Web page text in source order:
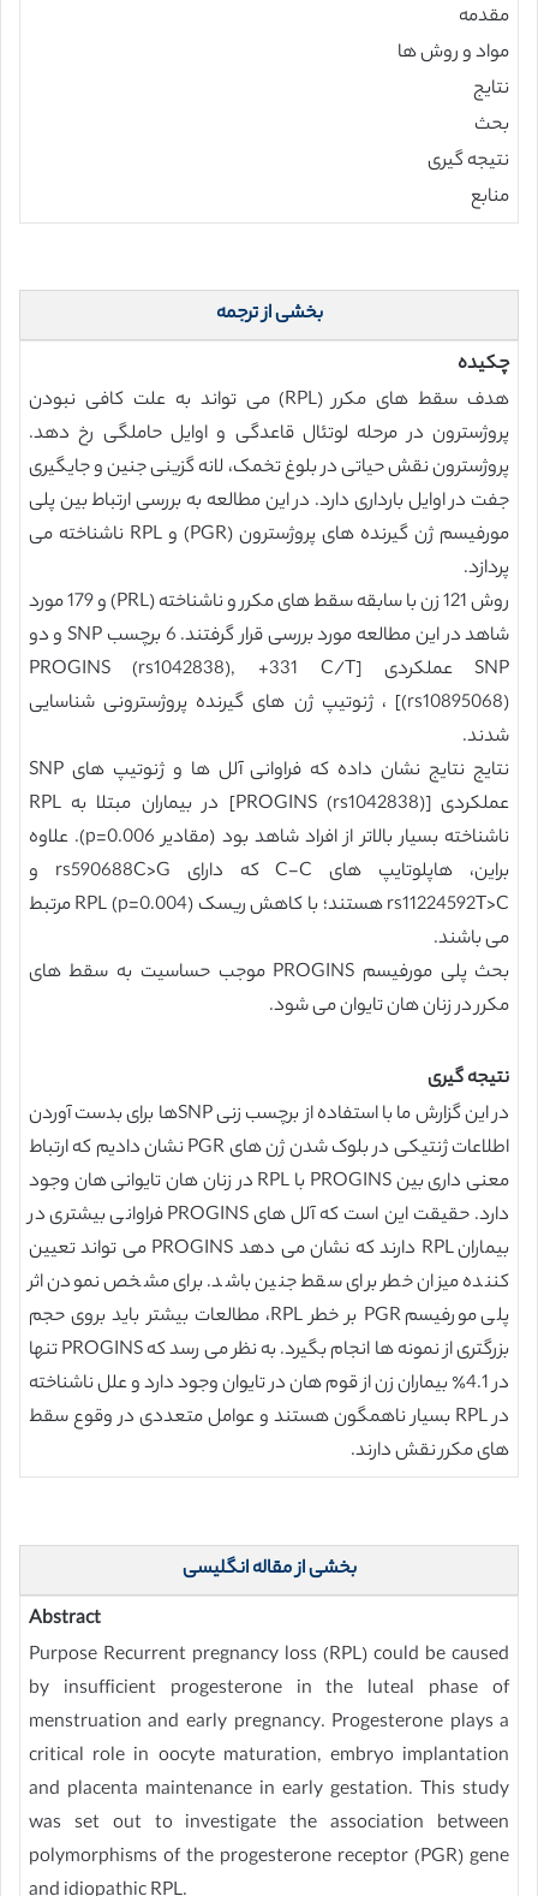
مقدمه
مواد و روش ها
نتایج
بحث
نتیجه گیری
منابع
بخشی از ترجمه
چکیده
هدف سقط های مکرر (RPL) می تواند به علت کافی نبودن
پروژسترون در مرحله لوتئال قاعدگی و اوایل حاملگی رخ دهد.
پروژسترون نقش حیاتی در بلوغ تخمک، لانه گزینی جنین و جایگیری
جفت در اوایل بارداری دارد. در این مطالعه به بررسی ارتباط بین پلی
مورفیسم ژن گیرنده های پروژسترون (PGR) و RPL ناشناخته می
پردازد.
روش 121 زن با سابقه سقط های مکرر و ناشناخته (PRL) و 179 مورد
شاهد در این مطالعه مورد بررسی قرار گرفتند. 6 برچسب SNP و دو
SNP عملکردی [PROGINS (rs1042838), +331 C/T
(rs10895068)] ، ژنوتیپ ژن های گیرنده پروژسترونی شناسایی
شدند.
نتایج نتایج نشان داده که فراوانی آلل ها و ژنوتیپ های SNP
عملکردی [PROGINS (rs1042838)] در بیماران مبتلا به RPL
ناشناخته بسیار بالاتر از افراد شاهد بود (مقادیر p=0.006). علاوه
براین، هاپلوتایپ های C-C که دارای rs590688C>G و
rs11224592T>C هستند؛ با کاهش ریسک RPL (p=0.004) مرتبط
می باشند.
بحث پلی مورفیسم PROGINS موجب حساسیت به سقط های
مکرر در زنان هان تایوان می شود.
نتیجه گیری
در این گزارش ما با استفاده از برچسب زنی SNPها برای بدست آوردن
اطلاعات ژنتیکی در بلوک شدن ژن های PGR نشان دادیم که ارتباط
معنی داری بین PROGINS با RPL در زنان هان تایوانی هان وجود
دارد. حقیقت این است که آلل های PROGINS فراوانی بیشتری در
بیماران RPL دارند که نشان می دهد PROGINS می تواند تعیین
کننده میزان خطر برای سقط جنین باشد. برای مشخص نمودن اثر
پلی مورفیسم PGR بر خطر RPL، مطالعات بیشتر باید بروی حجم
بزرگتری از نمونه ها انجام بگیرد. به نظر می رسد که PROGINS تنها
در 4.1٪ بیماران زن از قوم هان در تایوان وجود دارد و علل ناشناخته
در RPL بسیار ناهمگون هستند و عوامل متعددی در وقوع سقط
های مکرر نقش دارند.
بخشی از مقاله انگلیسی
Abstract
Purpose Recurrent pregnancy loss (RPL) could be caused
by insufficient progesterone in the luteal phase of
menstruation and early pregnancy. Progesterone plays a
critical role in oocyte maturation, embryo implantation
and placenta maintenance in early gestation. This study
was set out to investigate the association between
polymorphisms of the progesterone receptor (PGR) gene